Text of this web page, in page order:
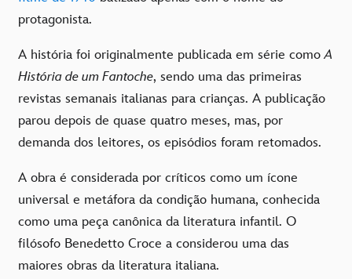
protagonista.
A história foi originalmente publicada em série comoA
História de um Fantoche, sendo uma das primeiras
revistas semanais italianas para crianças. A publicação
parou depois de quase quatro meses, mas, por
demanda dos leitores, os episódios foram retomados.
A obra é considerada por críticos como um ícone
universal e metáfora da condição humana, conhecida
como uma peça canônica da literatura infantil. O
filósofo Benedetto Croce a considerou uma das
maiores obras da literatura italiana.